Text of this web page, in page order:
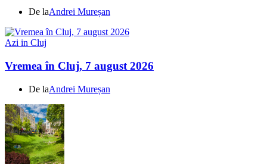
De laAndrei Mureșan
Azi in Cluj
Vremea în Cluj, 7 august 2026
De laAndrei Mureșan